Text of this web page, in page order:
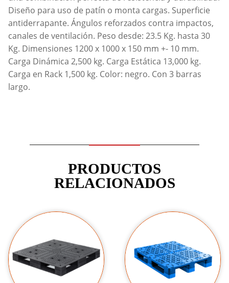
Diseño para uso de patín o monta cargas. Superficie
antiderrapante. Ángulos reforzados contra impactos,
canales de ventilación. Peso desde: 23.5 Kg. hasta 30
Kg. Dimensiones 1200 x 1000 x 150 mm +- 10 mm.
Carga Dinámica 2,500 kg. Carga Estática 13,000 kg.
Carga en Rack 1,500 kg. Color: negro. Con 3 barras
largo.
PRODUCTOS
RELACIONADOS